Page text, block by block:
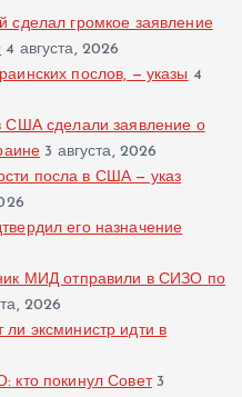
сделал громкое заявление
4 августа, 2026
послов, — указы 4
США сделали заявление о
3 августа, 2026
посла в США — указ
его назначение
МИД отправили в СИЗО по
2026
эксминистр идти в
кто покинул Совет 3